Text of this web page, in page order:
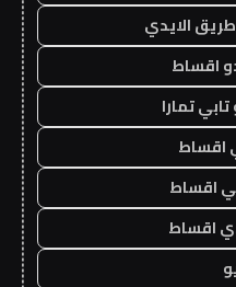
الايدي
اقساط
تمارا
اقساط
اقساط
اقساط